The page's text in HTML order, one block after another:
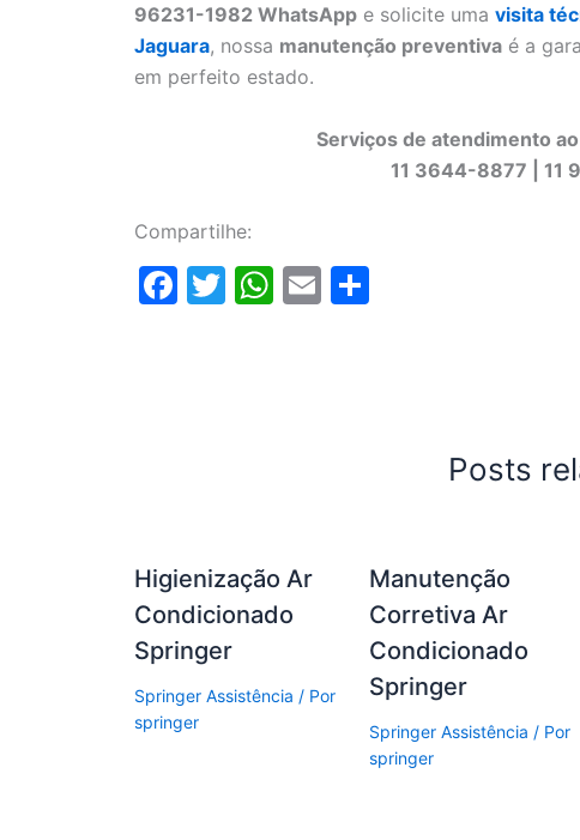
96231-1982 WhatsApp e solicite uma visita
Jaguara, nossa manutenção preventiva é a
em perfeito estado.
Serviços de atendimento
11 3644-8877 | 11
Compartilhe:
F
T
W E
Posts
Higienização Ar
Condicionado
Springer
Springer Assistência / Por
springer
Manutenção
Corretiva Ar
Condicionado
Springer
Springer Assistência / Por
springer